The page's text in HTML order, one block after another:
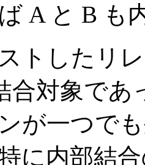
A と B も
トしたリ
合対象で
が一つで
に内部結